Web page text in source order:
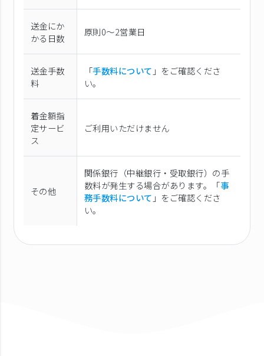
送金にか
かる日数
原則0〜2営業日
送金手数
料
「手数料について 」をご確認くださ
い。
着金額指
定サービ
ス
ご利用いただけません
その他
関係銀行（中継銀行・受取銀行）の手
数料が発生する場合があります。「事
務手数料について 」をご確認くださ
い。